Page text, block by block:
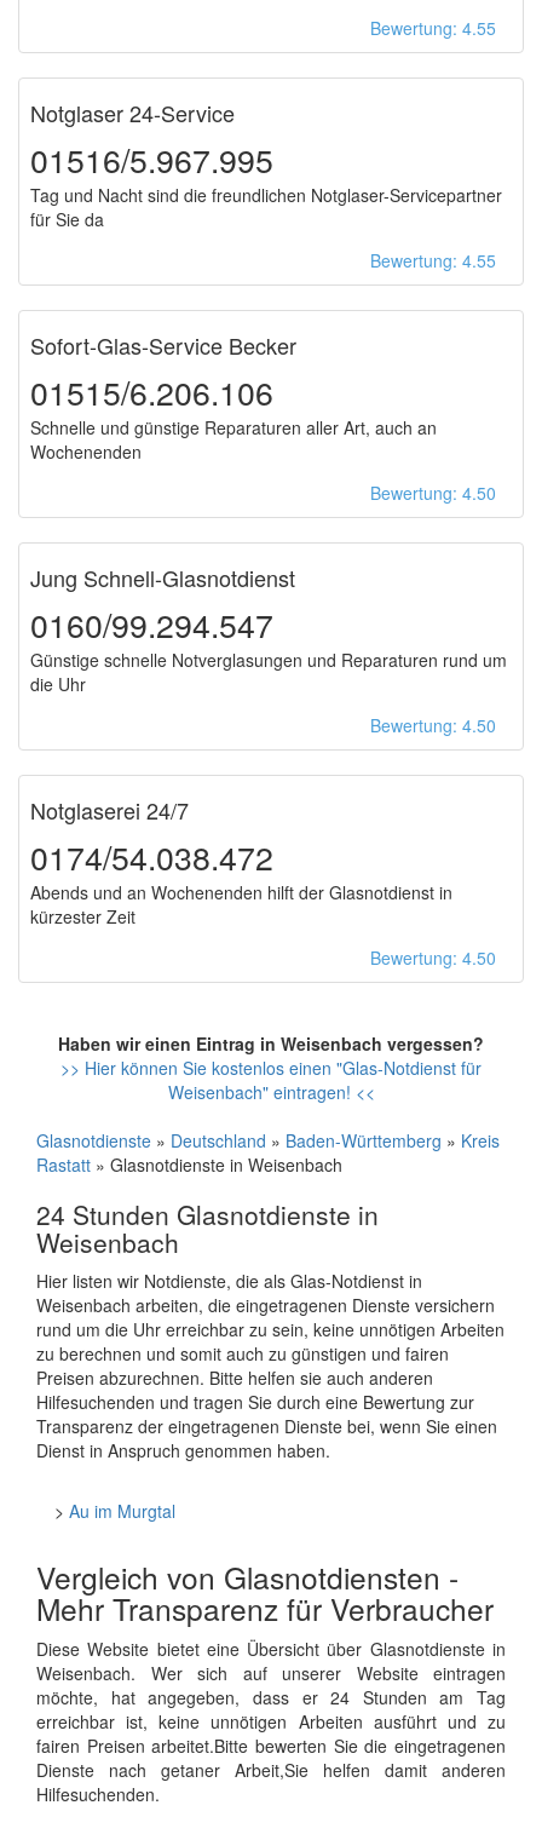
Bewertung: 4.55
Notglaser 24-Service
01516/5.967.995
Tag und Nacht sind die freundlichen Notglaser-Servicepartner
für Sie da
Bewertung: 4.55
Sofort-Glas-Service Becker
01515/6.206.106
Schnelle und günstige Reparaturen aller Art, auch an
Wochenenden
Bewertung: 4.50
Jung Schnell-Glasnotdienst
0160/99.294.547
Günstige schnelle Notverglasungen und Reparaturen rund um
die Uhr
Bewertung: 4.50
Notglaserei 24/7
0174/54.038.472
Abends und an Wochenenden hilft der Glasnotdienst in
kürzester Zeit
Bewertung: 4.50
Haben wir einen Eintrag in Weisenbach vergessen?
>> Hier können Sie kostenlos einen "Glas-Notdienst für
Weisenbach" eintragen! <<
Glasnotdienste » Deutschland » Baden-Württemberg » Kreis
Rastatt » Glasnotdienste in Weisenbach
24 Stunden Glasnotdienste in
Weisenbach
Hier listen wir Notdienste, die als Glas-Notdienst in
Weisenbach arbeiten, die eingetragenen Dienste versichern
rund um die Uhr erreichbar zu sein, keine unnötigen Arbeiten
zu berechnen und somit auch zu günstigen und fairen
Preisen abzurechnen. Bitte helfen sie auch anderen
Hilfesuchenden und tragen Sie durch eine Bewertung zur
Transparenz der eingetragenen Dienste bei, wenn Sie einen
Dienst in Anspruch genommen haben.
> Au im Murgtal
Vergleich von Glasnotdiensten -
Mehr Transparenz für Verbraucher
Diese Website bietet eine Übersicht über Glasnotdienste in
Weisenbach. Wer sich auf unserer Website eintragen
möchte, hat angegeben, dass er 24 Stunden am Tag
erreichbar ist, keine unnötigen Arbeiten ausführt und zu
fairen Preisen arbeitet.Bitte bewerten Sie die eingetragenen
Dienste nach getaner Arbeit,Sie helfen damit anderen
Hilfesuchenden.